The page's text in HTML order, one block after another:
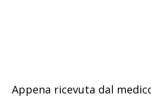
Appena ricevuta dal